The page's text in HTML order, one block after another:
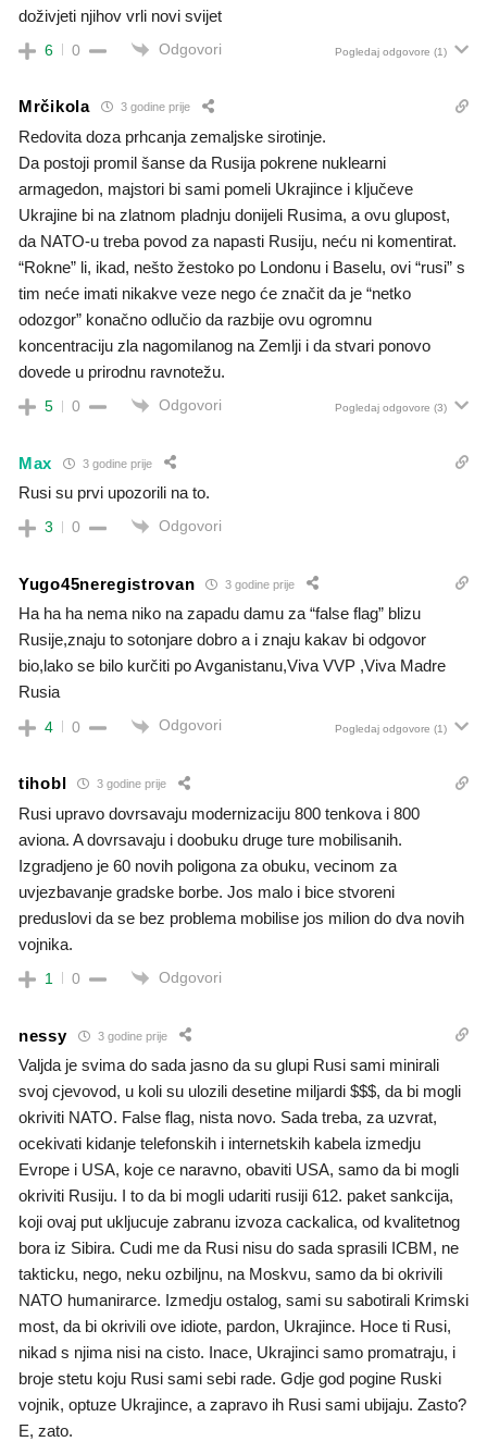
doživjeti njihov vrli novi svijet
6 0 Odgovori Pogledaj odgovore (1)
Mrčikola 3 godine prije
Redovita doza prhcanja zemaljske sirotinje.
Da postoji promil šanse da Rusija pokrene nuklearni
armagedon, majstori bi sami pomeli Ukrajince i ključeve
Ukrajine bi na zlatnom pladnju donijeli Rusima, a ovu glupost,
da NATO-u treba povod za napasti Rusiju, neću ni komentirat.
“Rokne” li, ikad, nešto žestoko po Londonu i Baselu, ovi “rusi” s
tim neće imati nikakve veze nego će značit da je “netko
odozgor” konačno odlučio da razbije ovu ogromnu
koncentraciju zla nagomilanog na Zemlji i da stvari ponovo
dovede u prirodnu ravnotežu.
5 0 Odgovori Pogledaj odgovore (3)
Max 3 godine prije
Rusi su prvi upozorili na to.
3 0 Odgovori
Yugo45neregistrovan 3 godine prije
Ha ha ha nema niko na zapadu damu za “false flag” blizu
Rusije,znaju to sotonjare dobro a i znaju kakav bi odgovor
bio,lako se bilo kurčiti po Avganistanu,Viva VVP ,Viva Madre
Rusia
4 0 Odgovori Pogledaj odgovore (1)
tihobl 3 godine prije
Rusi upravo dovrsavaju modernizaciju 800 tenkova i 800
aviona. A dovrsavaju i doobuku druge ture mobilisanih.
Izgradjeno je 60 novih poligona za obuku, vecinom za
uvjezbavanje gradske borbe. Jos malo i bice stvoreni
preduslovi da se bez problema mobilise jos milion do dva novih
vojnika.
1 0 Odgovori
nessy 3 godine prije
Valjda je svima do sada jasno da su glupi Rusi sami minirali
svoj cjevovod, u koli su ulozili desetine miljardi $$$, da bi mogli
okriviti NATO. False flag, nista novo. Sada treba, za uzvrat,
ocekivati kidanje telefonskih i internetskih kabela izmedju
Evrope i USA, koje ce naravno, obaviti USA, samo da bi mogli
okriviti Rusiju. I to da bi mogli udariti rusiji 612. paket sankcija,
koji ovaj put ukljucuje zabranu izvoza cackalica, od kvalitetnog
bora iz Sibira. Cudi me da Rusi nisu do sada sprasili ICBM, ne
takticku, nego, neku ozbiljnu, na Moskvu, samo da bi okrivili
NATO humanirarce. Izmedju ostalog, sami su sabotirali Krimski
most, da bi okrivili ove idiote, pardon, Ukrajince. Hoce ti Rusi,
nikad s njima nisi na cisto. Inace, Ukrajinci samo promatraju, i
broje stetu koju Rusi sami sebi rade. Gdje god pogine Ruski
vojnik, optuze Ukrajince, a zapravo ih Rusi sami ubijaju. Zasto?
E, zato.